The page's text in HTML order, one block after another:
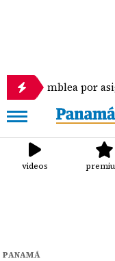
por asignar
videos
PANAMÁ